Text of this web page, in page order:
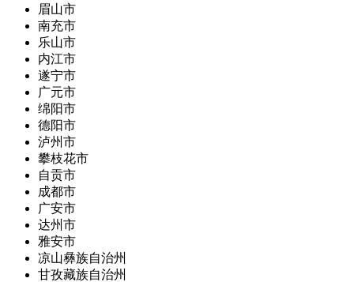
眉山市
南充市
乐山市
内江市
遂宁市
广元市
绵阳市
德阳市
泸州市
攀枝花市
自贡市
成都市
广安市
达州市
雅安市
凉山彝族自治州
甘孜藏族自治州